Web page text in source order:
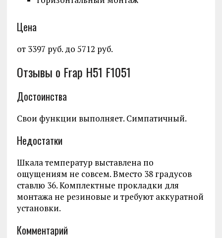
Цена
от 3397 руб. до 5712 руб.
Отзывы о Frap H51 F1051
Достоинства
Свои функции выполняет. Симпатичный.
Недостатки
Шкала температур выставлена по
ощущениям не совсем. Вместо 38 градусов
ставлю 36. Комплектные прокладки для
монтажа не резиновые и требуют аккуратной
установки.
Комментарий